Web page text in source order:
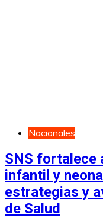
Nacionales
SNS fortalece
infantil y
estrategias y
de Salud